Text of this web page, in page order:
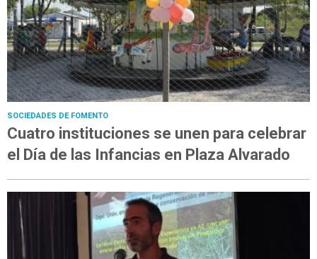
SOCIEDADES DE FOMENTO
Cuatro instituciones se unen para celebrar
el Día de las Infancias en Plaza Alvarado